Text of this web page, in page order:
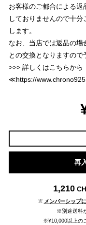
お客様のご都合による
しておりませんので十
します。
なお、当店では返品の
との交換となりますので
>>> 詳しくはこちらから
≪https://
再
1,210
※ メンバーシップ
※別途送料
※¥10,000以上の